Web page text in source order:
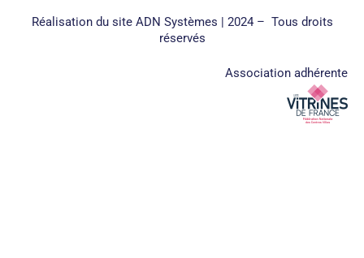
Réalisation du site ADN Systèmes | 2024 – Tous droits
réservés
Association adhérente